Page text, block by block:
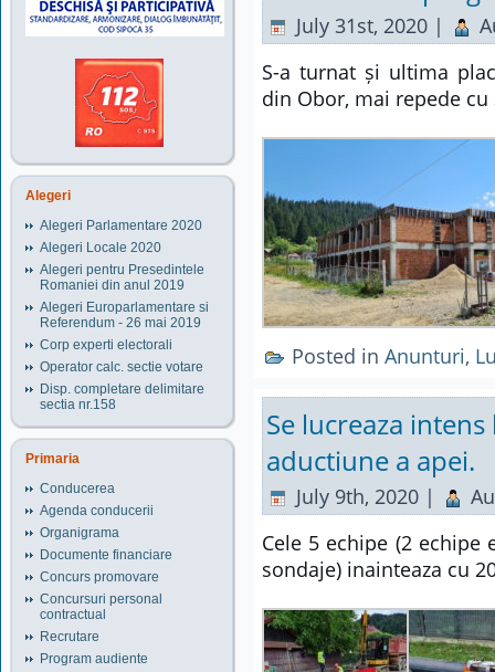
Alegeri
Alegeri Parlamentare 2020
Alegeri Locale 2020
Alegeri pentru Presedintele
Romaniei din anul 2019
Alegeri Europarlamentare si
Referendum - 26 mai 2019
Corp experti electorali
Operator calc. sectie votare
Disp. completare delimitare
sectia nr.158
Primaria
Conducerea
Agenda conducerii
Organigrama
Documente financiare
Concurs promovare
Concursuri personal
contractual
Recrutare
Program audiente
July 31st, 2020 |
S-a turnat și ultima
din Obor, mai repede
Posted in Anunturi,
Se lucreaza
aductiune a apei.
July 9th, 2020 |
Cele 5 echipe (2 echipe
sondaje) inainteaza cu